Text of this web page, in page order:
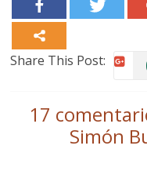
Share This Post:
17
Simón